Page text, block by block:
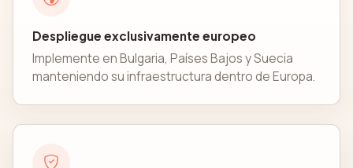
Despliegue exclusivamente europeo
Implemente en Bulgaria, Países Bajos y Suecia
manteniendo su infraestructura dentro de Europa.